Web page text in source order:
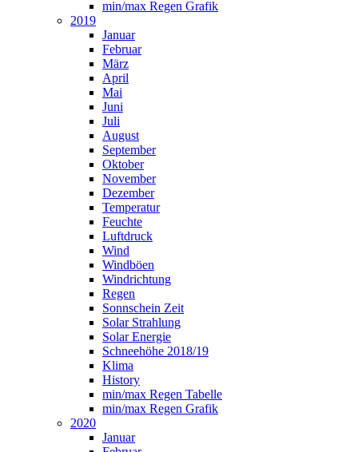
min/max Regen Grafik
2019
Januar
Februar
März
April
Mai
Juni
Juli
August
September
Oktober
November
Dezember
Temperatur
Feuchte
Luftdruck
Wind
Windböen
Windrichtung
Regen
Sonnschein Zeit
Solar Strahlung
Solar Energie
Schneehöhe 2018/19
Klima
History
min/max Regen Tabelle
min/max Regen Grafik
2020
Januar